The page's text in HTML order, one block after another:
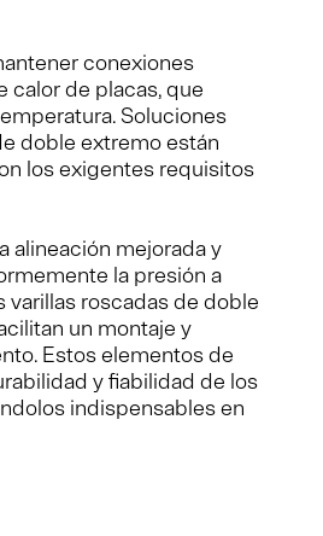
conexiones
calor de placas, que
Soluciones
doble extremo están
los exigentes requisitos
alineación mejorada y
la presión a
varillas roscadas de doble
un montaje y
Estos elementos de
y fiabilidad de los
indispensables en